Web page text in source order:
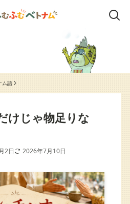
ム語
けじゃ物足りな
2日 2026年7月10日